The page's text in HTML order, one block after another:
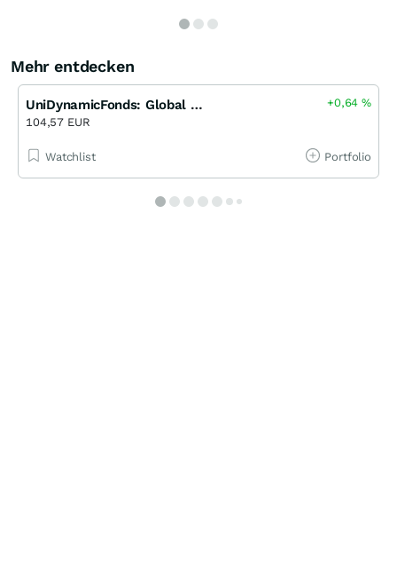
Mehr entdecken
UniDynamicFonds: Global FCP net A
104,57 EUR
+0,64%
Watchlist Portfolio